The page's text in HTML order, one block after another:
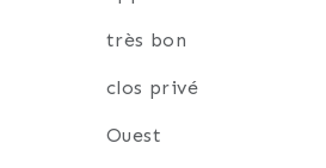
très bon
clos privé
Ouest